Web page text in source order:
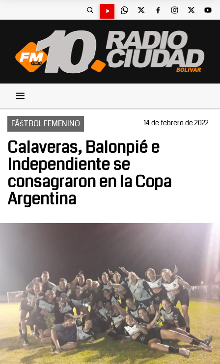
FÃšTBOL FEMENINO 14 de febrero de 2022
Calaveras, Balonpié e
Independiente se
consagraron en la Copa
Argentina